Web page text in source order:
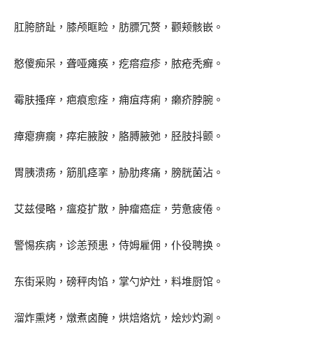
肛胯脐趾，膝颅眶睑，肪膘冗赘，颧颊骸嵌。
憨傻痴呆，聋哑瘫痪，疙瘩痘疹，脓疮秃癣。
霉肤搔痒，疤痕愈痊，痈疽痔痢，癞疥脖腕。
瘴瘪痹瘸，瘁疟腋胺，胳膊腋弛，胫肢抖颤。
胃胰溃疡，筋肌痉挛，胁肋疼痛，膀胱菌沾。
艾兹侵略，瘟疫扩散，肿瘤癌症，劳惫疲倦。
警惕疾病，诊恙预患，侍姆雇佣，仆役聘换。
东街采购，磅秤肉馅，掌勺炉灶，料堆厨馆。
溜炸熏烤，燉煮卤醃，烘焙烙炕，烩炒灼涮。